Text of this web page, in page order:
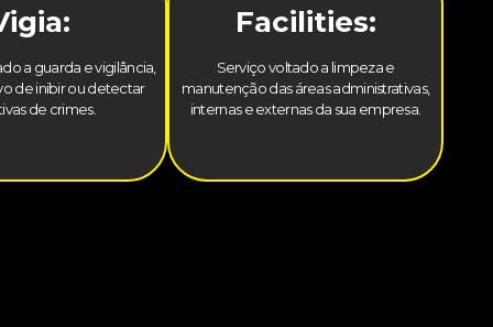
a guarda e vigilância,
de inibir ou detectar
de crimes.
Facilities:
Serviço voltado a limpeza e
manutenção das áreas administrativas,
internas e externas da sua empresa.